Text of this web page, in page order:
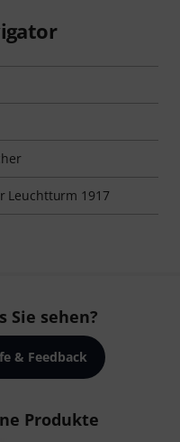
Leuchtturm 1917
Sie sehen?
& Feedback
Produkte